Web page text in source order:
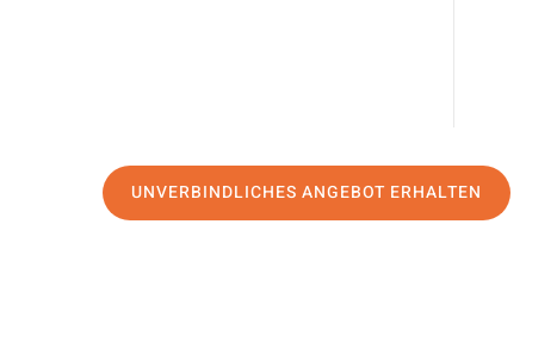
UNVERBINDLICHES ANGEBOT ERHALTEN